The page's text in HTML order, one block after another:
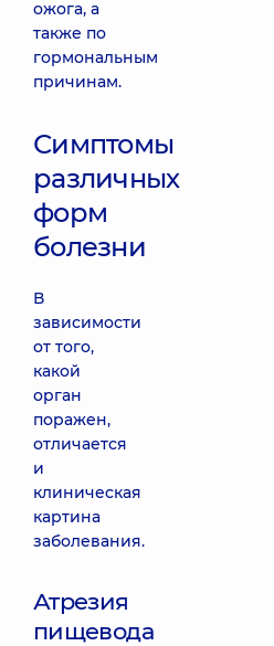
ожога, а
также по
гормональным
причинам.
Симптомы
различных
форм
болезни
В
зависимости
от того,
какой
орган
поражен,
отличается
и
клиническая
картина
заболевания.
Атрезия
пищевода